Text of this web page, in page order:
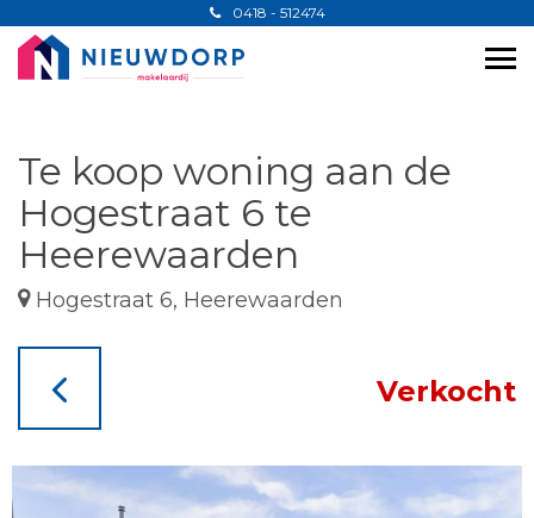
0418 - 512474
Te koop woning aan de
Hogestraat 6 te
Heerewaarden
Hogestraat 6, Heerewaarden
Verkocht